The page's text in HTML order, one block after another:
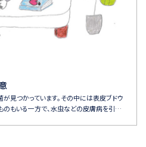
見つかっています。その中には表皮ブドウ
のもいる一方で、水虫などの皮膚病を引…